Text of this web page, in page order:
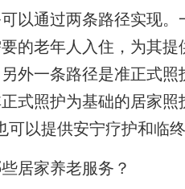
通过两条路径实现。
的老年人入住，为其
外一条路径是准正式
式照护为基础的居家
可以提供安宁疗护和临
居家养老服务？